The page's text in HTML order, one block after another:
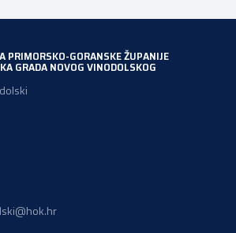
PRIMORSKO-GORANSKE ŽUPANIJE
GRADA NOVOG VINODOLSKOG